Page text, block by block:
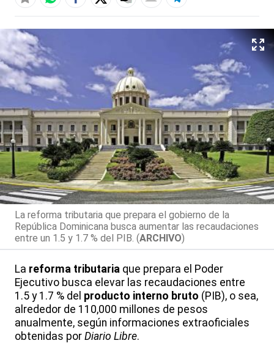
La reforma tributaria que prepara el gobierno de la
República Dominicana busca aumentar las recaudaciones
entre un 1.5 y 1.7 % del PIB. (ARCHIVO)
La reforma tributaria que prepara el Poder
Ejecutivo busca elevar las recaudaciones entre
1.5 y 1.7 % del producto interno bruto (PIB), o sea,
alrededor de 110,000 millones de pesos
anualmente, según informaciones extraoficiales
obtenidas por Diario Libre.